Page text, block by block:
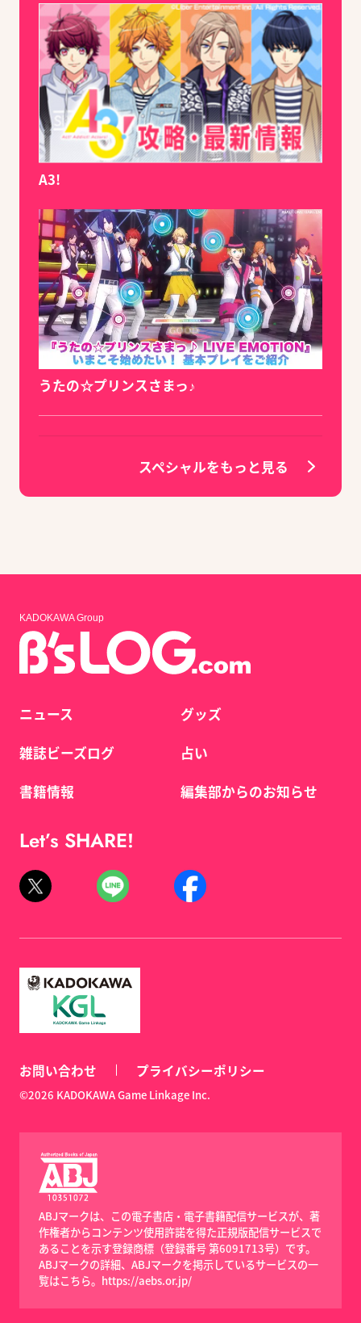
A3!
うたの☆プリンスさまっ♪
スペシャルをもっと見る
KADOKAWA Group
ニュース
雑誌ビーズログ
書籍情報
グッズ
占い
編集部からのお知らせ
Let’s SHARE!
お問い合わせ プライバシーポリシー
©2026 KADOKAWA Game Linkage Inc.
ABJマークは、この電子書店・電子書籍配信サービスが、著
作権者からコンテンツ使用許諾を得た正規版配信サービスで
あることを示す登録商標（登録番号 第6091713号）です。
ABJマークの詳細、ABJマークを掲示しているサービスの一
覧はこちら。 https://aebs.or.jp/